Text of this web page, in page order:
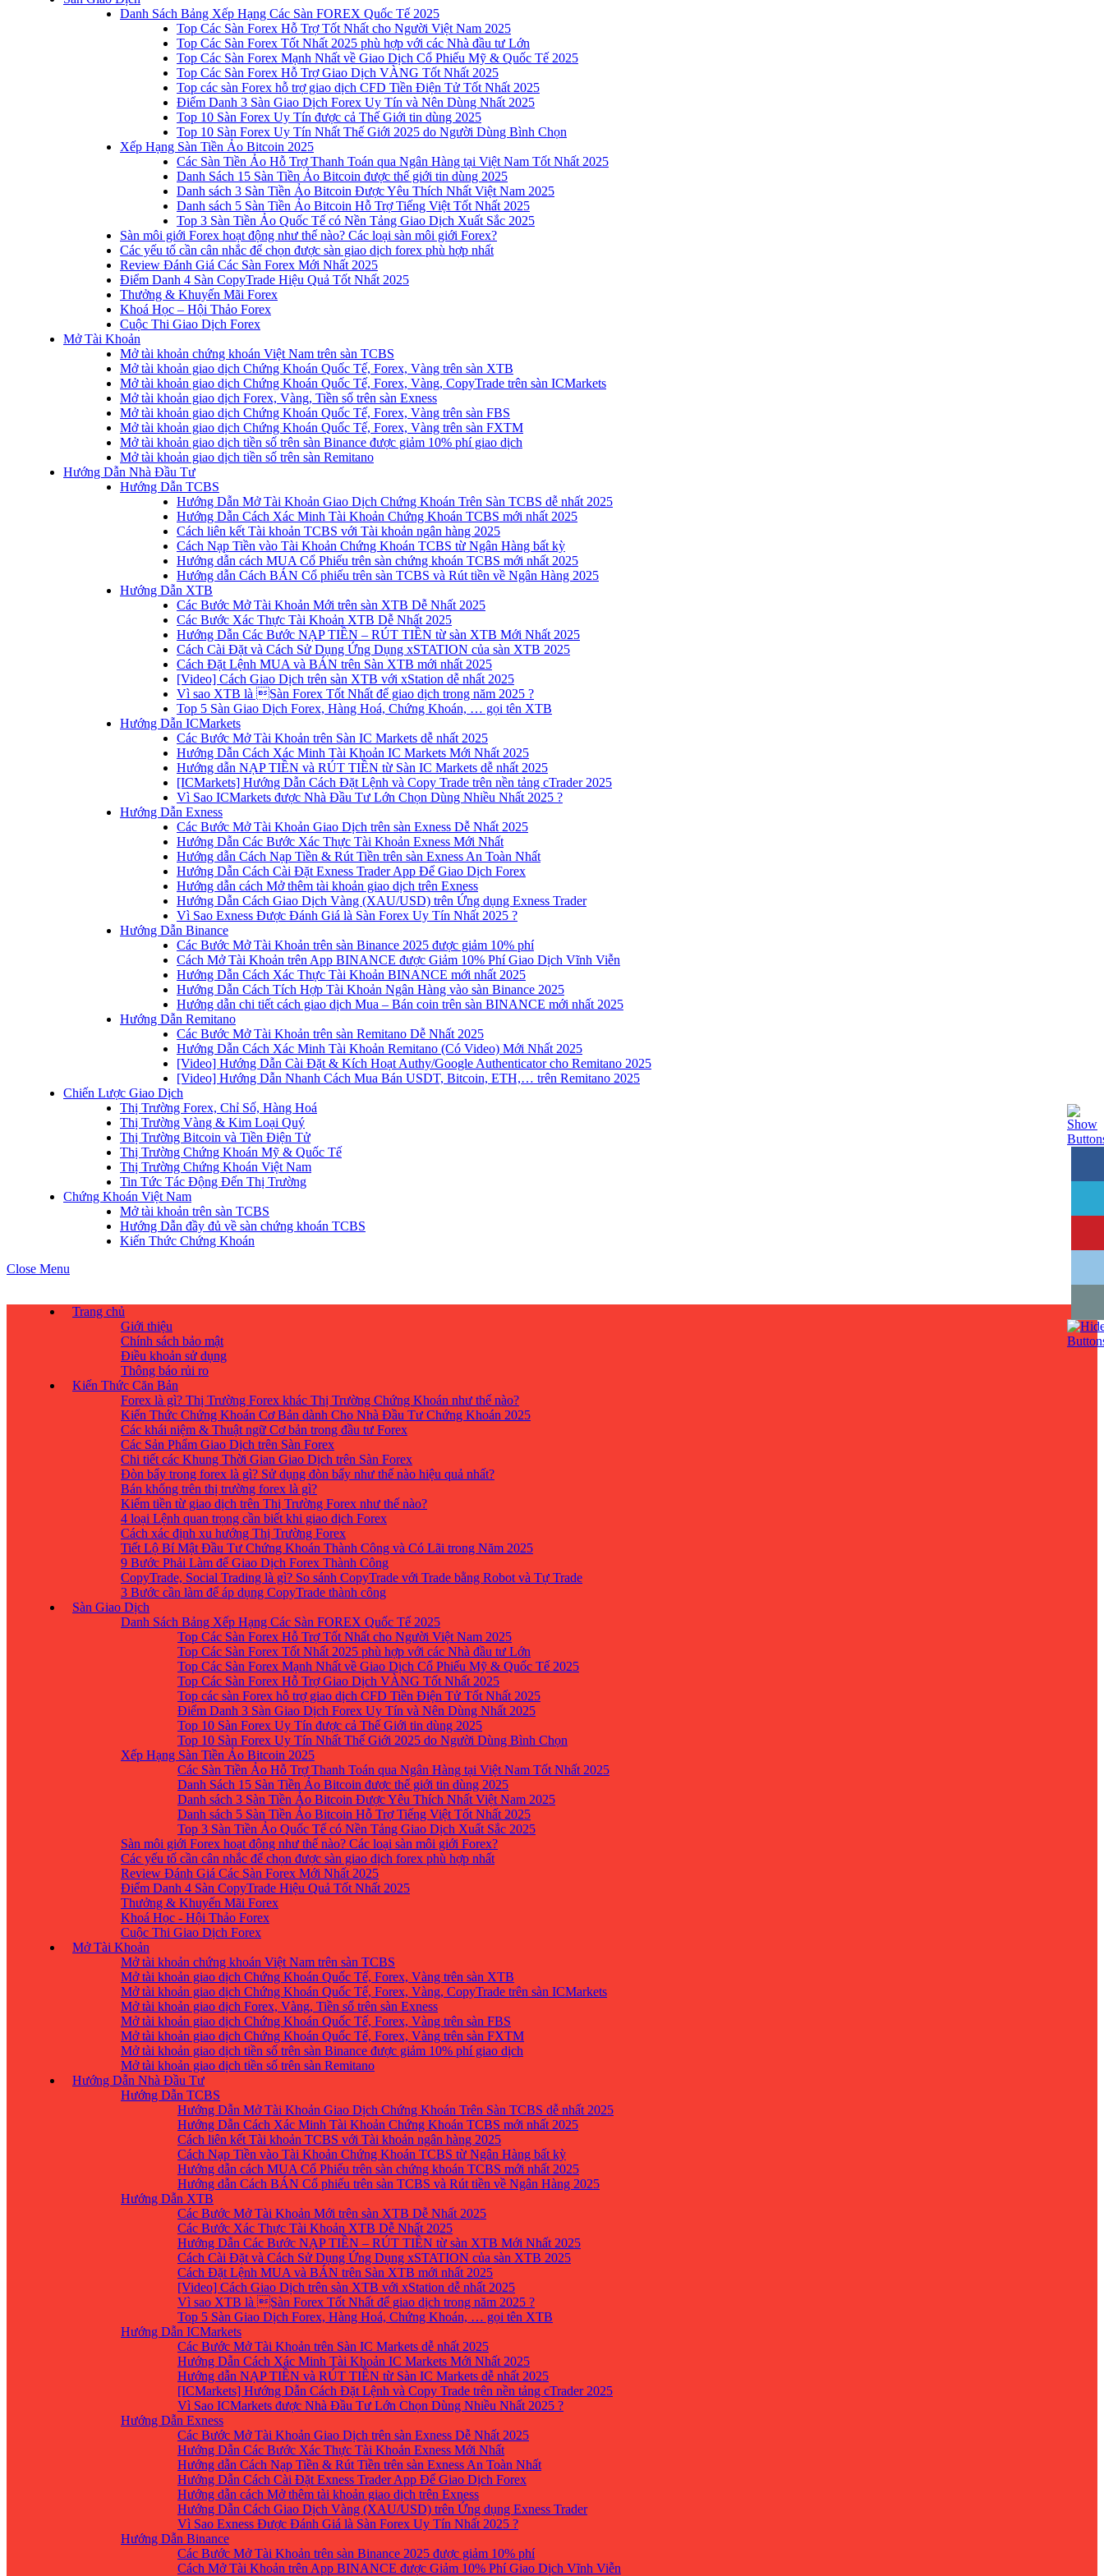
Danh Sách Bảng Xếp Hạng Các Sàn FOREX Quốc Tế 2025
Top Các Sàn Forex Hỗ Trợ Tốt Nhất cho Người Việt Nam 2025
Top Các Sàn Forex Tốt Nhất 2025 phù hợp với các Nhà đầu tư Lớn
Top Các Sàn Forex Mạnh Nhất về Giao Dịch Cổ Phiếu Mỹ & Quốc Tế 2025
Top Các Sàn Forex Hỗ Trợ Giao Dịch VÀNG Tốt Nhất 2025
Top các sàn Forex hỗ trợ giao dịch CFD Tiền Điện Tử Tốt Nhất 2025
Điểm Danh 3 Sàn Giao Dịch Forex Uy Tín và Nên Dùng Nhất 2025
Top 10 Sàn Forex Uy Tín được cả Thế Giới tin dùng 2025
Top 10 Sàn Forex Uy Tín Nhất Thế Giới 2025 do Người Dùng Bình Chọn
Xếp Hạng Sàn Tiền Ảo Bitcoin 2025
Các Sàn Tiền Ảo Hỗ Trợ Thanh Toán qua Ngân Hàng tại Việt Nam Tốt Nhất 2025
Danh Sách 15 Sàn Tiền Ảo Bitcoin được thế giới tin dùng 2025
Danh sách 3 Sàn Tiền Ảo Bitcoin Được Yêu Thích Nhất Việt Nam 2025
Danh sách 5 Sàn Tiền Ảo Bitcoin Hỗ Trợ Tiếng Việt Tốt Nhất 2025
Top 3 Sàn Tiền Ảo Quốc Tế có Nền Tảng Giao Dịch Xuất Sắc 2025
Sàn môi giới Forex hoạt động như thế nào? Các loại sàn môi giới Forex?
Các yếu tố cần cân nhắc để chọn được sàn giao dịch forex phù hợp nhất
Review Đánh Giá Các Sàn Forex Mới Nhất 2025
Điểm Danh 4 Sàn CopyTrade Hiệu Quả Tốt Nhất 2025
Thưởng & Khuyến Mãi Forex
Khoá Học – Hội Thảo Forex
Cuộc Thi Giao Dịch Forex
Mở Tài Khoản
Mở tài khoản chứng khoán Việt Nam trên sàn TCBS
Mở tài khoản giao dịch Chứng Khoán Quốc Tế, Forex, Vàng trên sàn XTB
Mở tài khoản giao dịch Chứng Khoán Quốc Tế, Forex, Vàng, CopyTrade trên sàn ICMarkets
Mở tài khoản giao dịch Forex, Vàng, Tiền số trên sàn Exness
Mở tài khoản giao dịch Chứng Khoán Quốc Tế, Forex, Vàng trên sàn FBS
Mở tài khoản giao dịch Chứng Khoán Quốc Tế, Forex, Vàng trên sàn FXTM
Mở tài khoản giao dịch tiền số trên sàn Binance được giảm 10% phí giao dịch
Mở tài khoản giao dịch tiền số trên sàn Remitano
Hướng Dẫn Nhà Đầu Tư
Hướng Dẫn TCBS
Hướng Dẫn Mở Tài Khoản Giao Dịch Chứng Khoán Trên Sàn TCBS dễ nhất 2025
Hướng Dẫn Cách Xác Minh Tài Khoản Chứng Khoán TCBS mới nhất 2025
Cách liên kết Tài khoản TCBS với Tài khoản ngân hàng 2025
Cách Nạp Tiền vào Tài Khoản Chứng Khoán TCBS từ Ngân Hàng bất kỳ
Hướng dẫn cách MUA Cổ Phiếu trên sàn chứng khoán TCBS mới nhất 2025
Hướng dẫn Cách BÁN Cổ phiếu trên sàn TCBS và Rút tiền về Ngân Hàng 2025
Hướng Dẫn XTB
Các Bước Mở Tài Khoản Mới trên sàn XTB Dễ Nhất 2025
Các Bước Xác Thực Tài Khoản XTB Dễ Nhất 2025
Hướng Dẫn Các Bước NẠP TIỀN – RÚT TIỀN từ sàn XTB Mới Nhất 2025
Cách Cài Đặt và Cách Sử Dụng Ứng Dụng xSTATION của sàn XTB 2025
Cách Đặt Lệnh MUA và BÁN trên Sàn XTB mới nhất 2025
[Video] Cách Giao Dịch trên sàn XTB với xStation dễ nhất 2025
Vì sao XTB là Sàn Forex Tốt Nhất để giao dịch trong năm 2025 ?
Top 5 Sàn Giao Dịch Forex, Hàng Hoá, Chứng Khoán, … gọi tên XTB
Hướng Dẫn ICMarkets
Các Bước Mở Tài Khoản trên Sàn IC Markets dễ nhất 2025
Hướng Dẫn Cách Xác Minh Tài Khoản IC Markets Mới Nhất 2025
Hướng dẫn NẠP TIỀN và RÚT TIỀN từ Sàn IC Markets dễ nhất 2025
[ICMarkets] Hướng Dẫn Cách Đặt Lệnh và Copy Trade trên nền tảng cTrader 2025
Vì Sao ICMarkets được Nhà Đầu Tư Lớn Chọn Dùng Nhiều Nhất 2025 ?
Hướng Dẫn Exness
Các Bước Mở Tài Khoản Giao Dịch trên sàn Exness Dễ Nhất 2025
Hướng Dẫn Các Bước Xác Thực Tài Khoản Exness Mới Nhất
Hướng dẫn Cách Nạp Tiền & Rút Tiền trên sàn Exness An Toàn Nhất
Hướng Dẫn Cách Cài Đặt Exness Trader App Để Giao Dịch Forex
Hướng dẫn cách Mở thêm tài khoản giao dịch trên Exness
Hướng Dẫn Cách Giao Dịch Vàng (XAU/USD) trên Ứng dụng Exness Trader
Vì Sao Exness Được Đánh Giá là Sàn Forex Uy Tín Nhất 2025 ?
Hướng Dẫn Binance
Các Bước Mở Tài Khoản trên sàn Binance 2025 được giảm 10% phí
Cách Mở Tài Khoản trên App BINANCE được Giảm 10% Phí Giao Dịch Vĩnh Viễn
Hướng Dẫn Cách Xác Thực Tài Khoản BINANCE mới nhất 2025
Hướng Dẫn Cách Tích Hợp Tài Khoản Ngân Hàng vào sàn Binance 2025
Hướng dẫn chi tiết cách giao dịch Mua – Bán coin trên sàn BINANCE mới nhất 2025
Hướng Dẫn Remitano
Các Bước Mở Tài Khoản trên sàn Remitano Dễ Nhất 2025
Hướng Dẫn Cách Xác Minh Tài Khoản Remitano (Có Video) Mới Nhất 2025
[Video] Hướng Dẫn Cài Đặt & Kích Hoạt Authy/Google Authenticator cho Remitano 2025
[Video] Hướng Dẫn Nhanh Cách Mua Bán USDT, Bitcoin, ETH,… trên Remitano 2025
Chiến Lược Giao Dịch
Thị Trường Forex, Chỉ Số, Hàng Hoá
Thị Trường Vàng & Kim Loại Quý
Thị Trường Bitcoin và Tiền Điện Tử
Thị Trường Chứng Khoán Mỹ & Quốc Tế
Thị Trường Chứng Khoán Việt Nam
Tin Tức Tác Động Đến Thị Trường
Chứng Khoán Việt Nam
Mở tài khoản trên sàn TCBS
Hướng Dẫn đầy đủ về sàn chứng khoán TCBS
Kiến Thức Chứng Khoán
Close Menu
Trang chủ
Giới thiệu
Chính sách bảo mật
Điều khoản sử dụng
Thông báo rủi ro
Kiến Thức Căn Bản
Forex là gì? Thị Trường Forex khác Thị Trường Chứng Khoán như thế nào?
Kiến Thức Chứng Khoán Cơ Bản dành Cho Nhà Đầu Tư Chứng Khoán 2025
Các khái niệm & Thuật ngữ Cơ bản trong đầu tư Forex
Các Sản Phẩm Giao Dịch trên Sàn Forex
Chi tiết các Khung Thời Gian Giao Dịch trên Sàn Forex
Đòn bẩy trong forex là gì? Sử dụng đòn bẩy như thế nào hiệu quả nhất?
Bán khống trên thị trường forex là gì?
Kiếm tiền từ giao dịch trên Thị Trường Forex như thế nào?
4 loại Lệnh quan trọng cần biết khi giao dịch Forex
Cách xác định xu hướng Thị Trường Forex
Tiết Lộ Bí Mật Đầu Tư Chứng Khoán Thành Công và Có Lãi trong Năm 2025
9 Bước Phải Làm để Giao Dịch Forex Thành Công
CopyTrade, Social Trading là gì? So sánh CopyTrade với Trade bằng Robot và Tự Trade
3 Bước cần làm để áp dụng CopyTrade thành công
Sàn Giao Dịch
Danh Sách Bảng Xếp Hạng Các Sàn FOREX Quốc Tế 2025
Top Các Sàn Forex Hỗ Trợ Tốt Nhất cho Người Việt Nam 2025
Top Các Sàn Forex Tốt Nhất 2025 phù hợp với các Nhà đầu tư Lớn
Top Các Sàn Forex Mạnh Nhất về Giao Dịch Cổ Phiếu Mỹ & Quốc Tế 2025
Top Các Sàn Forex Hỗ Trợ Giao Dịch VÀNG Tốt Nhất 2025
Top các sàn Forex hỗ trợ giao dịch CFD Tiền Điện Tử Tốt Nhất 2025
Điểm Danh 3 Sàn Giao Dịch Forex Uy Tín và Nên Dùng Nhất 2025
Top 10 Sàn Forex Uy Tín được cả Thế Giới tin dùng 2025
Top 10 Sàn Forex Uy Tín Nhất Thế Giới 2025 do Người Dùng Bình Chọn
Xếp Hạng Sàn Tiền Ảo Bitcoin 2025
Các Sàn Tiền Ảo Hỗ Trợ Thanh Toán qua Ngân Hàng tại Việt Nam Tốt Nhất 2025
Danh Sách 15 Sàn Tiền Ảo Bitcoin được thế giới tin dùng 2025
Danh sách 3 Sàn Tiền Ảo Bitcoin Được Yêu Thích Nhất Việt Nam 2025
Danh sách 5 Sàn Tiền Ảo Bitcoin Hỗ Trợ Tiếng Việt Tốt Nhất 2025
Top 3 Sàn Tiền Ảo Quốc Tế có Nền Tảng Giao Dịch Xuất Sắc 2025
Sàn môi giới Forex hoạt động như thế nào? Các loại sàn môi giới Forex?
Các yếu tố cần cân nhắc để chọn được sàn giao dịch forex phù hợp nhất
Review Đánh Giá Các Sàn Forex Mới Nhất 2025
Điểm Danh 4 Sàn CopyTrade Hiệu Quả Tốt Nhất 2025
Thưởng & Khuyến Mãi Forex
Khoá Học - Hội Thảo Forex
Cuộc Thi Giao Dịch Forex
Mở Tài Khoản
Mở tài khoản chứng khoán Việt Nam trên sàn TCBS
Mở tài khoản giao dịch Chứng Khoán Quốc Tế, Forex, Vàng trên sàn XTB
Mở tài khoản giao dịch Chứng Khoán Quốc Tế, Forex, Vàng, CopyTrade trên sàn ICMarkets
Mở tài khoản giao dịch Forex, Vàng, Tiền số trên sàn Exness
Mở tài khoản giao dịch Chứng Khoán Quốc Tế, Forex, Vàng trên sàn FBS
Mở tài khoản giao dịch Chứng Khoán Quốc Tế, Forex, Vàng trên sàn FXTM
Mở tài khoản giao dịch tiền số trên sàn Binance được giảm 10% phí giao dịch
Mở tài khoản giao dịch tiền số trên sàn Remitano
Hướng Dẫn Nhà Đầu Tư
Hướng Dẫn TCBS
Hướng Dẫn Mở Tài Khoản Giao Dịch Chứng Khoán Trên Sàn TCBS dễ nhất 2025
Hướng Dẫn Cách Xác Minh Tài Khoản Chứng Khoán TCBS mới nhất 2025
Cách liên kết Tài khoản TCBS với Tài khoản ngân hàng 2025
Cách Nạp Tiền vào Tài Khoản Chứng Khoán TCBS từ Ngân Hàng bất kỳ
Hướng dẫn cách MUA Cổ Phiếu trên sàn chứng khoán TCBS mới nhất 2025
Hướng dẫn Cách BÁN Cổ phiếu trên sàn TCBS và Rút tiền về Ngân Hàng 2025
Hướng Dẫn XTB
Các Bước Mở Tài Khoản Mới trên sàn XTB Dễ Nhất 2025
Các Bước Xác Thực Tài Khoản XTB Dễ Nhất 2025
Hướng Dẫn Các Bước NẠP TIỀN – RÚT TIỀN từ sàn XTB Mới Nhất 2025
Cách Cài Đặt và Cách Sử Dụng Ứng Dụng xSTATION của sàn XTB 2025
Cách Đặt Lệnh MUA và BÁN trên Sàn XTB mới nhất 2025
[Video] Cách Giao Dịch trên sàn XTB với xStation dễ nhất 2025
Vì sao XTB là Sàn Forex Tốt Nhất để giao dịch trong năm 2025 ?
Top 5 Sàn Giao Dịch Forex, Hàng Hoá, Chứng Khoán, … gọi tên XTB
Hướng Dẫn ICMarkets
Các Bước Mở Tài Khoản trên Sàn IC Markets dễ nhất 2025
Hướng Dẫn Cách Xác Minh Tài Khoản IC Markets Mới Nhất 2025
Hướng dẫn NẠP TIỀN và RÚT TIỀN từ Sàn IC Markets dễ nhất 2025
[ICMarkets] Hướng Dẫn Cách Đặt Lệnh và Copy Trade trên nền tảng cTrader 2025
Vì Sao ICMarkets được Nhà Đầu Tư Lớn Chọn Dùng Nhiều Nhất 2025 ?
Hướng Dẫn Exness
Các Bước Mở Tài Khoản Giao Dịch trên sàn Exness Dễ Nhất 2025
Hướng Dẫn Các Bước Xác Thực Tài Khoản Exness Mới Nhất
Hướng dẫn Cách Nạp Tiền & Rút Tiền trên sàn Exness An Toàn Nhất
Hướng Dẫn Cách Cài Đặt Exness Trader App Để Giao Dịch Forex
Hướng dẫn cách Mở thêm tài khoản giao dịch trên Exness
Hướng Dẫn Cách Giao Dịch Vàng (XAU/USD) trên Ứng dụng Exness Trader
Vì Sao Exness Được Đánh Giá là Sàn Forex Uy Tín Nhất 2025 ?
Hướng Dẫn Binance
Các Bước Mở Tài Khoản trên sàn Binance 2025 được giảm 10% phí
Cách Mở Tài Khoản trên App BINANCE được Giảm 10% Phí Giao Dịch Vĩnh Viễn